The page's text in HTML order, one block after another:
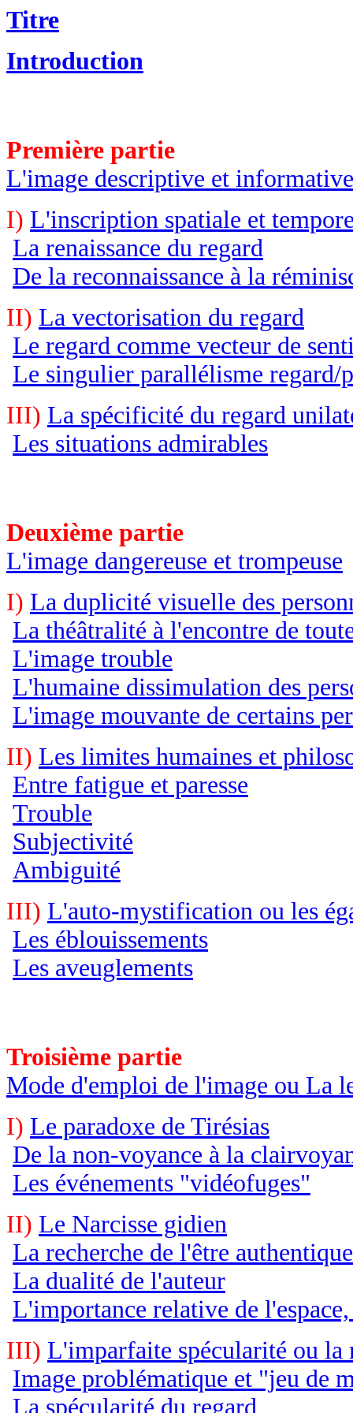
Titre
Introduction
Première partie
L'image descriptive et informative
I) L'inscription spatiale et
La renaissance du regard
De la reconnaissance à la
II) La vectorisation du regard
Le regard comme vecteur de
Le singulier parallélisme regard/
III) La spécificité du regard
Les situations admirables
Deuxième partie
L'image dangereuse et trompeuse
I) La duplicité visuelle des
La théâtralité à l'encontre de
L'image trouble
L'humaine dissimulation des
L'image mouvante de certains
II) Les limites humaines et
Entre fatigue et paresse
Trouble
Subjectivité
Ambiguité
III) L'auto-mystification ou les
Les éblouissements
Les aveuglements
Troisième partie
Mode d'emploi de l'image ou La
I) Le paradoxe de Tirésias
De la non-voyance à la
Les événements "vidéofuges"
II) Le Narcisse gidien
La recherche de l'être authentique
La dualité de l'auteur
L'importance relative de
III) L'imparfaite spécularité ou la
Image problématique et "jeu de
La spécularité du regard